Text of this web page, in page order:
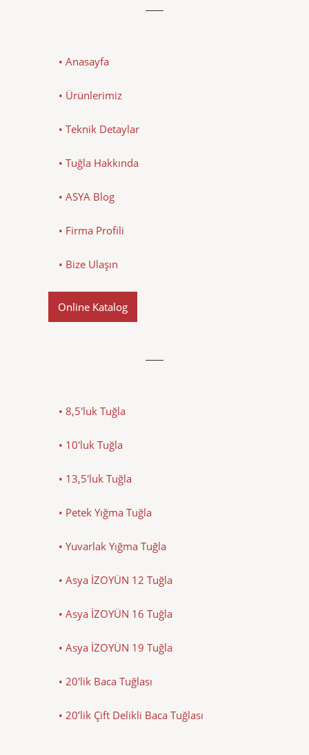
• Anasayfa
• Ürünlerimiz
• Teknik Detaylar
• Tuğla Hakkında
• ASYA Blog
• Firma Profili
• Bize Ulaşın
Online Katalog
• 8,5'luk Tuğla
• 10'luk Tuğla
• 13,5'luk Tuğla
• Petek Yığma Tuğla
• Yuvarlak Yığma Tuğla
• Asya İZOYÜN 12 Tuğla
• Asya İZOYÜN 16 Tuğla
• Asya İZOYÜN 19 Tuğla
• 20'lik Baca Tuğlası
• 20’lik Çift Delikli Baca Tuğlası